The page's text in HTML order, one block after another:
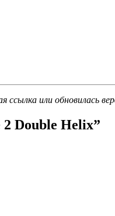
ссылка или обновилась
Double Helix”